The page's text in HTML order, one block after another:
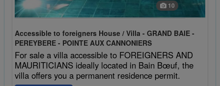
10
Accessible to foreigners House / Villa - GRAND BAIE -
PEREYBERE - POINTE AUX CANNONIERS
For sale a villa accessible to FOREIGNERS AND
MAURITICIANS ideally located in Bain Bœuf, the
villa offers you a permanent residence permit.